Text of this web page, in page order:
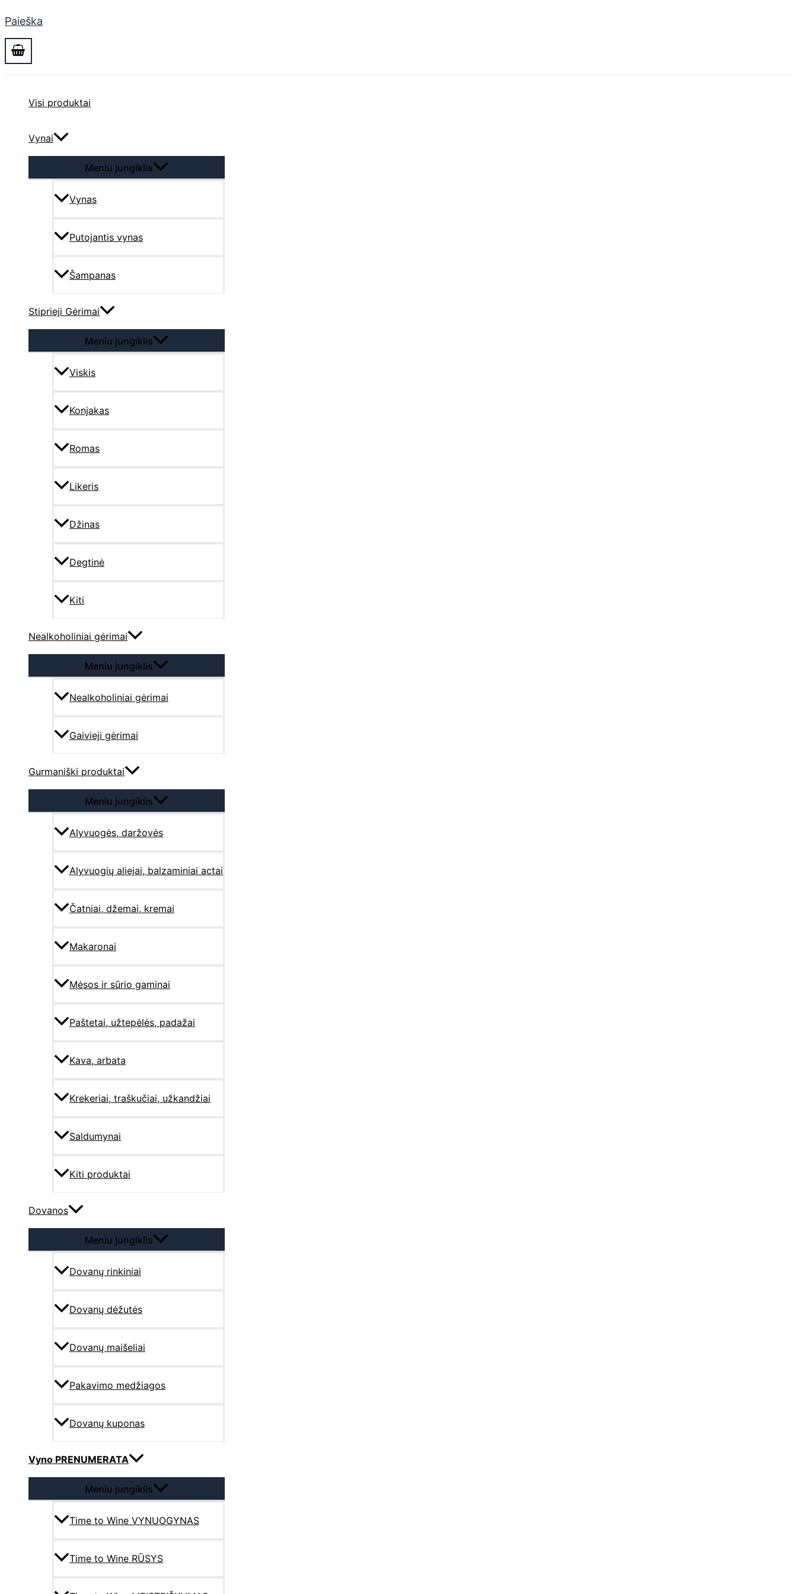
Paieška
Visi produktai
Vynai
Meniu jungiklis
Vynas
Putojantis vynas
Šampanas
Stiprieji Gėrimai
Meniu jungiklis
Viskis
Konjakas
Romas
Likeris
Džinas
Degtinė
Kiti
Nealkoholiniai gėrimai
Meniu jungiklis
Nealkoholiniai gėrimai
Gaivieji gėrimai
Gurmaniški produktai
Meniu jungiklis
Alyvuogės, daržovės
Alyvuogių aliejai, balzaminiai actai
Čatniai, džemai, kremai
Makaronai
Mėsos ir sūrio gaminai
Paštetai, užtepėlės, padažai
Kava, arbata
Krekeriai, traškučiai, užkandžiai
Saldumynai
Kiti produktai
Dovanos
Meniu jungiklis
Dovanų rinkiniai
Dovanų dėžutės
Dovanų maišeliai
Pakavimo medžiagos
Dovanų kuponas
Vyno PRENUMERATA
Meniu jungiklis
Time to Wine VYNUOGYNAS
Time to Wine RŪSYS